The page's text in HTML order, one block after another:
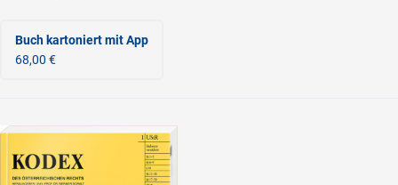
Buch kartoniertmit App
68,00 €